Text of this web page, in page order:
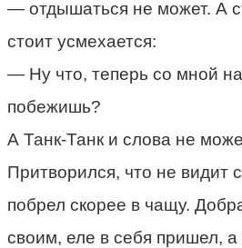
— отдышаться не может. А
стоит усмехается:
— Ну что, теперь со мной
побежишь?
А Танк-Танк и слова не
Притворился, что не видит
побрел скорее в чащу.
своим, еле в себя пришел,